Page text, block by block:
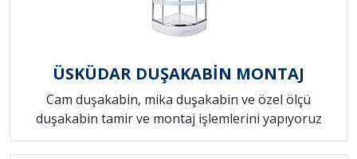
ÜSKÜDAR DUŞAKABİN MONTAJ
Cam duşakabin, mika duşakabin ve özel ölçü
duşakabin tamir ve montaj işlemlerini yapıyoruz